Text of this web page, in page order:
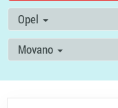
Opel
Movano